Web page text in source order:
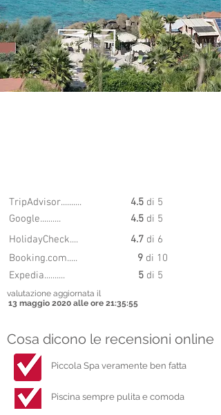
TripAdvisor.......... 4.5 di 5
Google..........
4.5 di 5
HolidayCheck....
4.7 di 6
Booking.com.....
9 di 10
Expedia..........
5 di 5
valutazione aggiornata il
13 maggio 2020 alle ore 21:35:55
Cosa dicono le recensioni online
Piccola Spa veramente ben fatta
Piscina sempre pulita e comoda